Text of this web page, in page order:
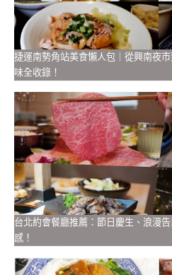
捷運南勢角站美食懶人包｜從興南夜
味全收錄！
台北約會餐廳推薦：節日慶生、浪漫
感！